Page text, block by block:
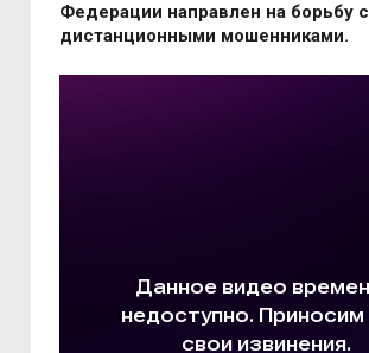
Федерации направлен на борьбу с
дистанционными мошенниками.